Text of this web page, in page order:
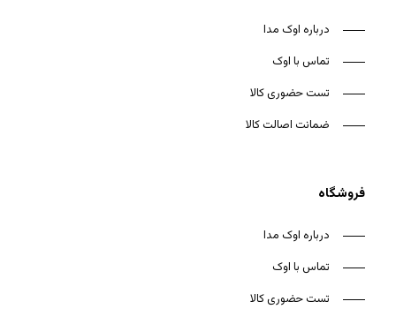
درباره اوک مدا
تماس با اوک
تست حضوری کالا
ضمانت اصالت کالا
فروشگاه
درباره اوک مدا
تماس با اوک
تست حضوری کالا